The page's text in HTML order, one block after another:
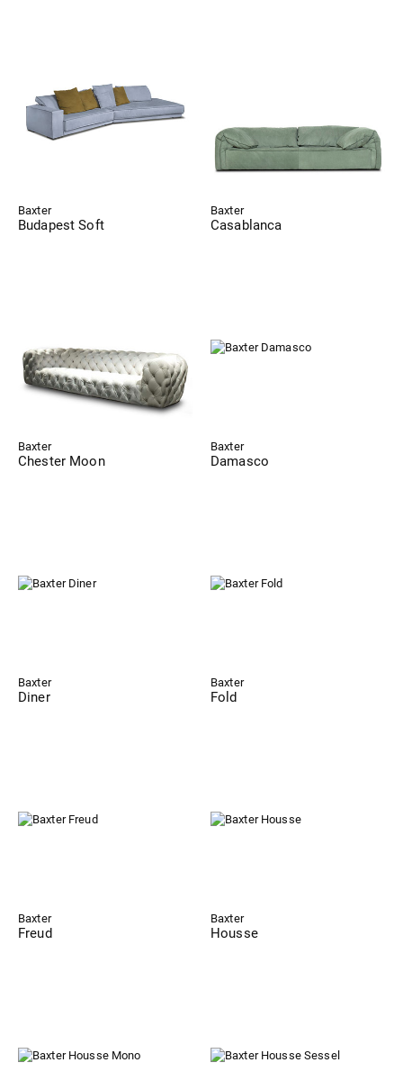
Baxter
Budapest Soft
Baxter
Casablanca
Baxter
Chester Moon
Baxter
Damasco
Baxter
Diner
Baxter
Fold
Baxter
Freud
Baxter
Housse